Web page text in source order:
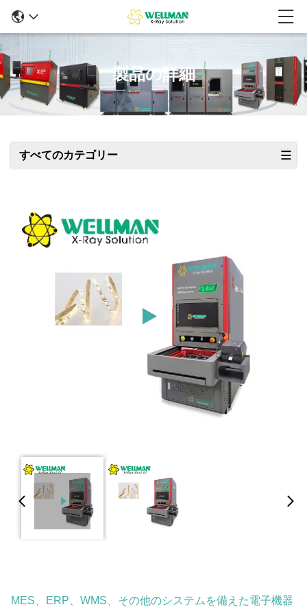
製品の詳細
すべてのカテゴリー
MES、ERP、WMS、その他のシステムを備えた電子機器